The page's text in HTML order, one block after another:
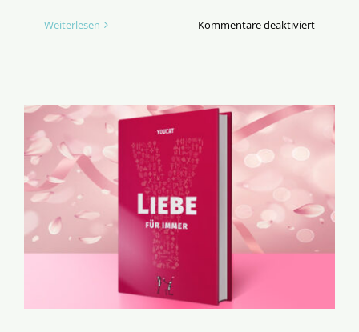
Weiterlesen Kommentare deaktiviertfür